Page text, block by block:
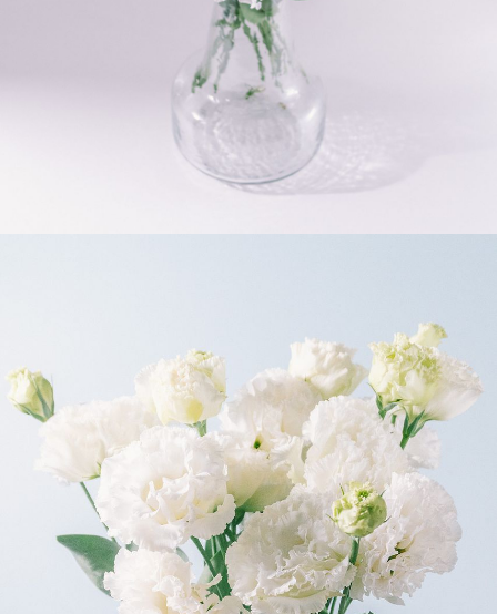
の目でチェックをしています。
Q. 毎月自動でお花が届くサービスですか？
いいえ、毎月自動でお届けするサービスではありません。好
きな時に好きな花をご注文いただけます。
Q. 配送できないエリアはありますか？
ただいま沖縄・離島エリアへの配送には対応しておりませ
ん。ご了承ください。
Q. 配送日時は指定できますか？
お花をベストなタイミングで発送しているため、お届け日の
指定はできません。受け取り時間帯は、発送後にクロネコヤ
マトのアプリから変更可能です。
Q. 注文後にキャンセルできますか？
ご注文後一定時間内であればキャンセル可能です。